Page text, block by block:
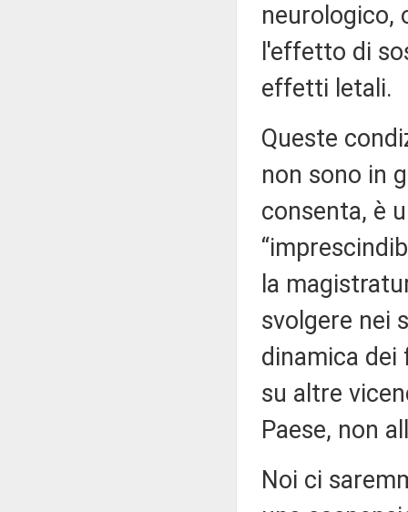
neurologico,
l'effetto di
effetti letali.
Queste
non sono in
consenta, è
la
svolgere nei
dinamica dei
su altre
Paese, non
Noi ci